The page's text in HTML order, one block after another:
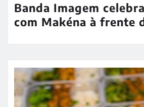
Banda Imagem
com Makéna à frente